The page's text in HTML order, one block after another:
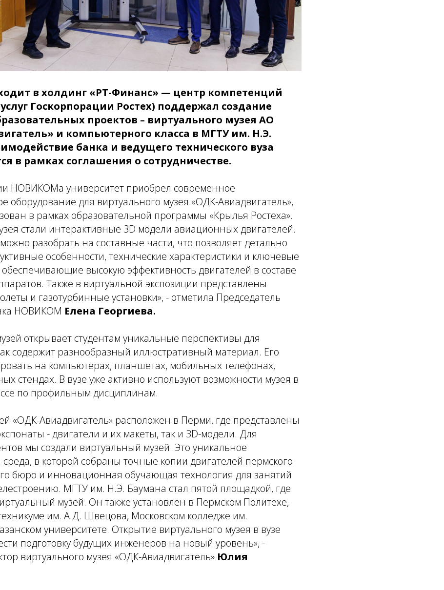
в холдинг «РТ-Финанс» — центр компетенций
Госкорпорации Ростех) поддержал создание
проектов – виртуального музея АО
и компьютерного класса в МГТУ им. Н.Э.
банка и ведущего технического вуза
в рамках соглашения о сотрудничестве.
НОВИКОМа университет приобрел современное
оборудование для виртуального музея «ОДК-Авиадвигатель»,
в рамках образовательной программы «Крылья Ростеха».
стали интерактивные 3D модели авиационных двигателей.
разобрать на составные части, что позволяет детально
особенности, технические характеристики и ключевые
высокую эффективность двигателей в составе
Также в виртуальной экспозиции представлены
и газотурбинные установки», - отметила Председатель
НОВИКОМ Елена Георгиева.
открывает студентам уникальные перспективы для
содержит разнообразный иллюстративный материал. Его
на компьютерах, планшетах, мобильных телефонах,
стендах. В вузе уже активно используют возможности музея в
по профильным дисциплинам.
«ОДК-Авиадвигатель» расположен в Перми, где представлены
- двигатели и их макеты, так и 3D-модели. Для
мы создали виртуальный музей. Это уникальное
в которой собраны точные копии двигателей пермского
бюро и инновационная обучающая технология для занятий
МГТУ им. Н.Э. Баумана стал пятой площадкой, где
музей. Он также установлен в Пермском Политехе,
им. А.Д. Швецова, Московском колледже им.
университете. Открытие виртуального музея в вузе
подготовку будущих инженеров на новый уровень», -
виртуального музея «ОДК-Авиадвигатель» Юлия